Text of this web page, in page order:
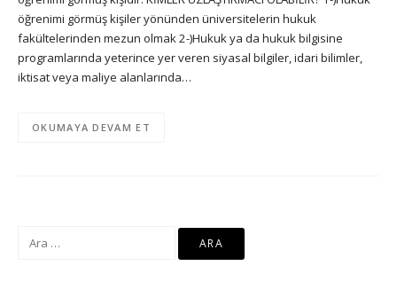
öğrenimi görmüş kişiler yönünden üniversitelerin hukuk
fakültelerinden mezun olmak 2-)Hukuk ya da hukuk bilgisine
programlarında yeterince yer veren siyasal bilgiler, idari bilimler,
iktisat veya maliye alanlarında…
OKUMAYA DEVAM ET